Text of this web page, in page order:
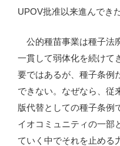
UPOV批准以来進んでき
公的種苗事業は種子法
一貫して弱体化を続けて
要ではあるが、種子条例
できない。なぜなら、従
版代替としての種子条例
イオコミュニティの一部
ていく中でそれを止める